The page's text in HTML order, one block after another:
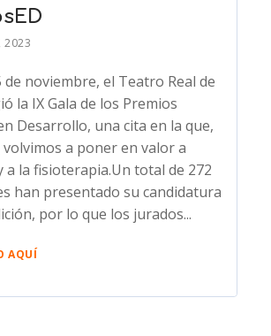
2023
de noviembre, el Teatro Real de
la IX Gala de los Premios
Desarrollo, una cita en la que,
a poner en valor a
a la fisioterapia.Un total de 272
han presentado su candidatura
por lo que los jurados...
AQUÍ